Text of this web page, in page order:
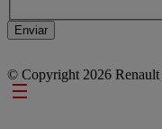
© Copyright 2026 Renault
Footer